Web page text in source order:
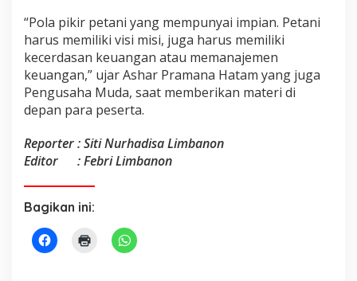
“Pola pikir petani yang mempunyai impian. Petani
harus memiliki visi misi, juga harus memiliki
kecerdasan keuangan atau memanajemen
keuangan,” ujar Ashar Pramana Hatam yang juga
Pengusaha Muda, saat memberikan materi di
depan para peserta.
Reporter : Siti Nurhadisa Limbanon
Editor : Febri Limbanon
Bagikan ini: